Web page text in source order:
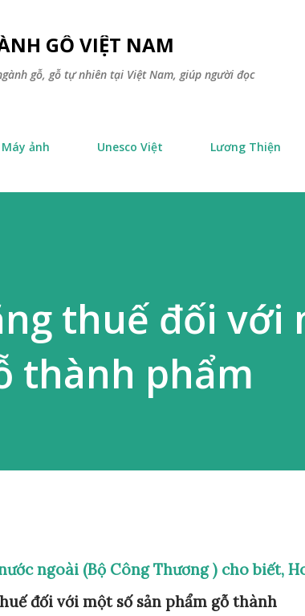
GỖ VIỆT NAM
gỗ, gỗ tự nhiên tại Việt Nam, giúp người đọc
ảnh Unesco Việt Lương Thiện
thuế đối với
thành phẩm
ngoài (Bộ Công Thương ) cho biết,
đối với một số sản phẩm gỗ thành